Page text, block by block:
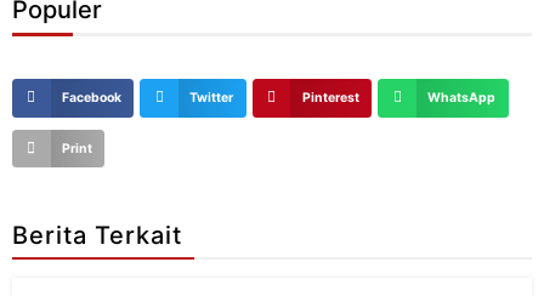
Populer
Facebook Twitter Pinterest WhatsApp
Print
Berita Terkait